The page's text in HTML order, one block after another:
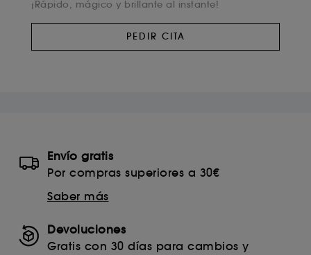
¡Rápido, mágico y brillante al instante!
PEDIR CITA
Envío gratis
Por compras superiores a 30€
Saber más
Devoluciones
Gratis con 30 días para cambios y
con el fin de mejorar su funcionamiento.
Cookies de seguridad del pago :
Si quieres disponer de más información de las
cookies utilizadas, haz clicaquí.